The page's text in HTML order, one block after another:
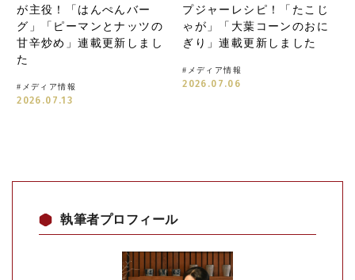
が主役！「はんぺんバー
グ」「ピーマンとナッツの
甘辛炒め」連載更新しまし
た
# メディア情報
2026.07.13
プジャーレシピ！「たこじ
ゃが」「大葉コーンのおに
ぎり」連載更新しました
# メディア情報
2026.07.06
執筆者プロフィール